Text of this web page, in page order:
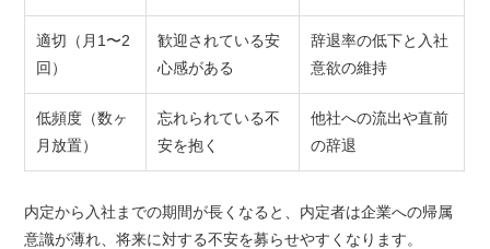
適切（月1〜2
回）
歓迎されている安
心感がある
辞退率の低下と入社
意欲の維持
低頻度（数ヶ
月放置）
忘れられている不
安を抱く
他社への流出や直前
の辞退
内定から入社までの期間が長くなると、内定者は企業への帰属
意識が薄れ、将来に対する不安を募らせやすくなります。